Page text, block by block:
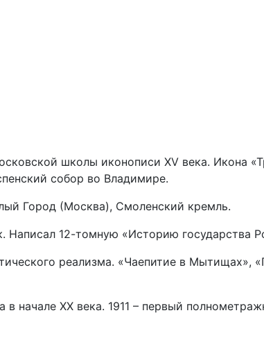
школы иконописи XV века. Икона
собор во Владимире.
Город (Москва), Смоленский кремль.
Написал 12-томную «Историю государства
реализма. «Чаепитие в Мытищах»,
в начале XX века. 1911 – первый